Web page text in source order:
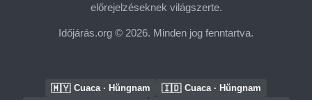
előrejelzéseknek világszerte.
Időjárás.org © 2026. Minden jog fenntartva.
🇲🇾 Cuaca · Hŭngnam 🇮🇩 Cuaca · Hŭngnam